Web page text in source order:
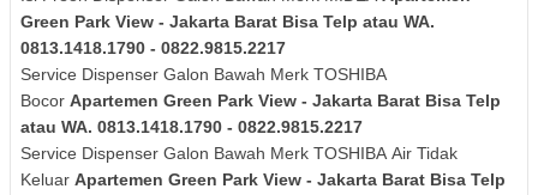
Green Park View - Jakarta Barat Bisa Telp atau WA.
0813.1418.1790 - 0822.9815.2217
Service Dispenser Galon Bawah Merk TOSHIBA
Bocor Apartemen Green Park View - Jakarta Barat Bisa Telp
atau WA. 0813.1418.1790 - 0822.9815.2217
Service Dispenser Galon Bawah Merk TOSHIBA Air Tidak
Keluar Apartemen Green Park View - Jakarta Barat Bisa Telp